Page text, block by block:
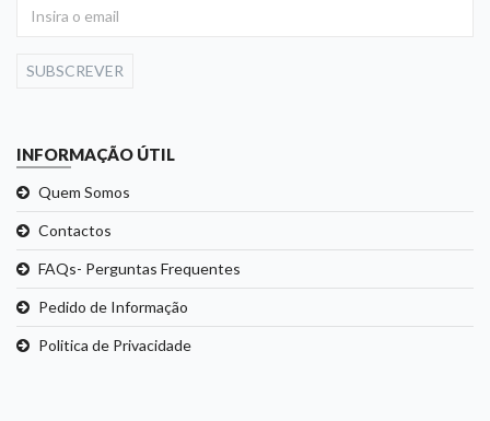
SUBSCREVER
INFORMAÇÃO ÚTIL
Quem Somos
Contactos
FAQs- Perguntas Frequentes
Pedido de Informação
Politica de Privacidade